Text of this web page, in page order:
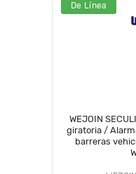
De Línea
WEJOIN
giratoria /
barreras